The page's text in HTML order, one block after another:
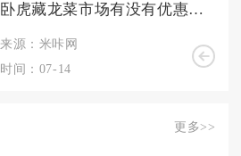
卧虎藏龙菜市场有没有优惠活动
来源：米咔网
时间：07-14
更多>>